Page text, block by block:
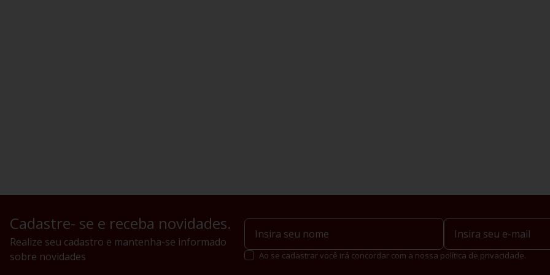
Cadastre- se e receba novidades.
Realize seu cadastro e mantenha-se informado
sobre novidades
Ao se cadastrar você irá concordar com a nossa política de privacidade.